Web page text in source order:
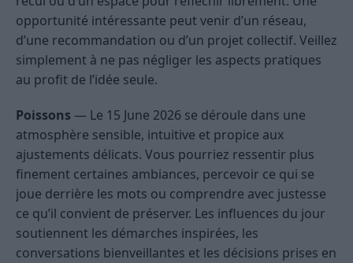
opportunité intéressante peut venir d’un réseau,
d’une recommandation ou d’un projet collectif. Veillez
simplement à ne pas négliger les aspects pratiques
au profit de l’idée seule.
Poissons — Le 15 June 2026 se déroule dans une
atmosphère sensible, intuitive et propice aux
ajustements délicats. Vous pourriez ressentir plus
finement certaines ambiances, percevoir ce qui se
joue derrière les mots ou comprendre avec justesse
ce qu’il convient de préserver. Les influences du jour
soutiennent les démarches inspirées, les
conversations bienveillantes et les décisions prises en